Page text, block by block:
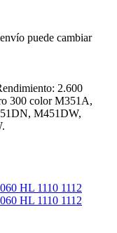
puede cambiar
2.600
300 color M351A,
M451DW,